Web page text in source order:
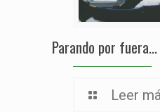
Parando por
Leer